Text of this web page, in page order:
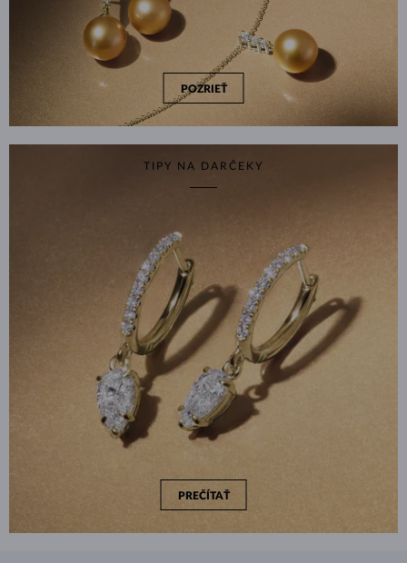
POZRIEŤ
TIPY NA DARČEKY
PREČÍTAŤ